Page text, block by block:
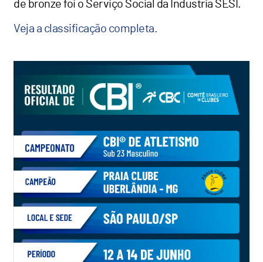
de bronze foi o Serviço Social da Industria SESI.
Veja a classificação completa.